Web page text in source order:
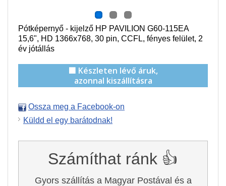
Pótképernyő - kijelző HP PAVILION G60-115EA
15,6", HD 1366x768, 30 pin, CCFL, fényes felület, 2
év jótállás
🟩 Készleten lévő áruk,
azonnal kiszállításra
Ossza meg a Facebook-on
Küldd el egy barátodnak!
Számíthat ránk 👍
Gyors szállítás a Magyar Postával és a